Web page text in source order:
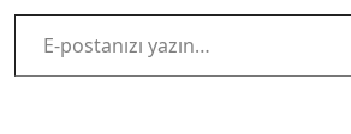
E-postanızı yazın…